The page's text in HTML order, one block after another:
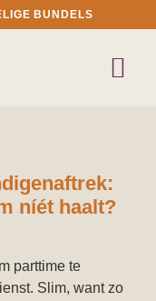
BUNDELS
níét haalt?
parttime te
Slim, want zo